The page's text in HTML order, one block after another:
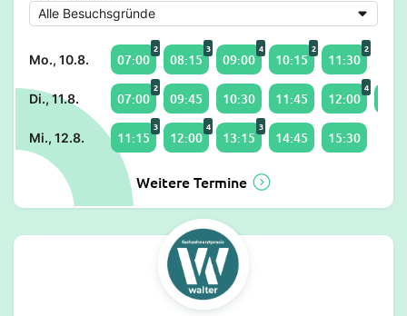
Mo., 10.8. 07:00
2
08:15
3
09:00
4
10:15
2
11:30
2
Di., 11.8. 07:00
2
09:45 10:30 11:45 12:00
4
Mi., 12.8. 11:15
3
12:00
4
13:15
3
14:45 15:30
Weitere Termine